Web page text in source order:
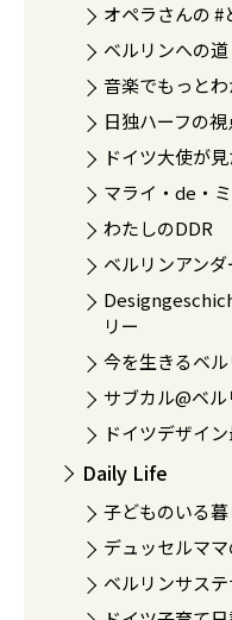
オペラさんの #
ベルリンへの道
音楽でもっと
日独ハーフの視
ドイツ大使が
マライ・de・
わたしのDDR
ベルリンアン
リー
今を生きるベ
サブカル@ベル
ドイツデザイ
Daily Life
子どものいる
デュッセルマ
ベルリンサス